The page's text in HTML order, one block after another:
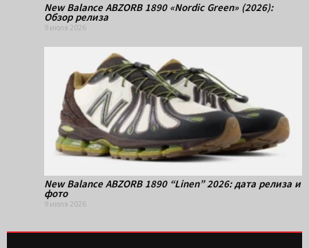
New Balance ABZORB 1890 «Nordic Green» (2026):
Обзор релиза
9 июля 2026
New Balance ABZORB 1890 “Linen” 2026: дата релиза и
фото
9 июля 2026